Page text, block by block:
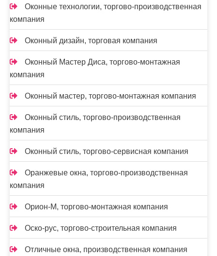
Оконные технологии, торгово-производственная
компания
Оконный дизайн, торговая компания
Оконный Мастер Диса, торгово-монтажная
компания
Оконный мастер, торгово-монтажная компания
Оконный стиль, торгово-производственная
компания
Оконный стиль, торгово-сервисная компания
Оранжевые окна, торгово-производственная
компания
Орион-М, торгово-монтажная компания
Оско-рус, торгово-строительная компания
Отличные окна, производственная компания